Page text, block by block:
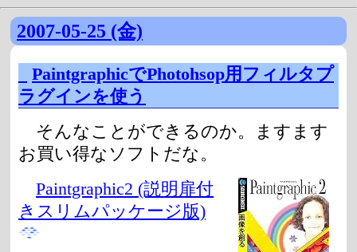
2007-05-25 (金)
PaintgraphicでPhotohsop用フィルタプ
ラグインを使う
そんなことができるのか。ますます
お買い得なソフトだな。
Paintgraphic2 (説明扉付
きスリムパッケージ版)